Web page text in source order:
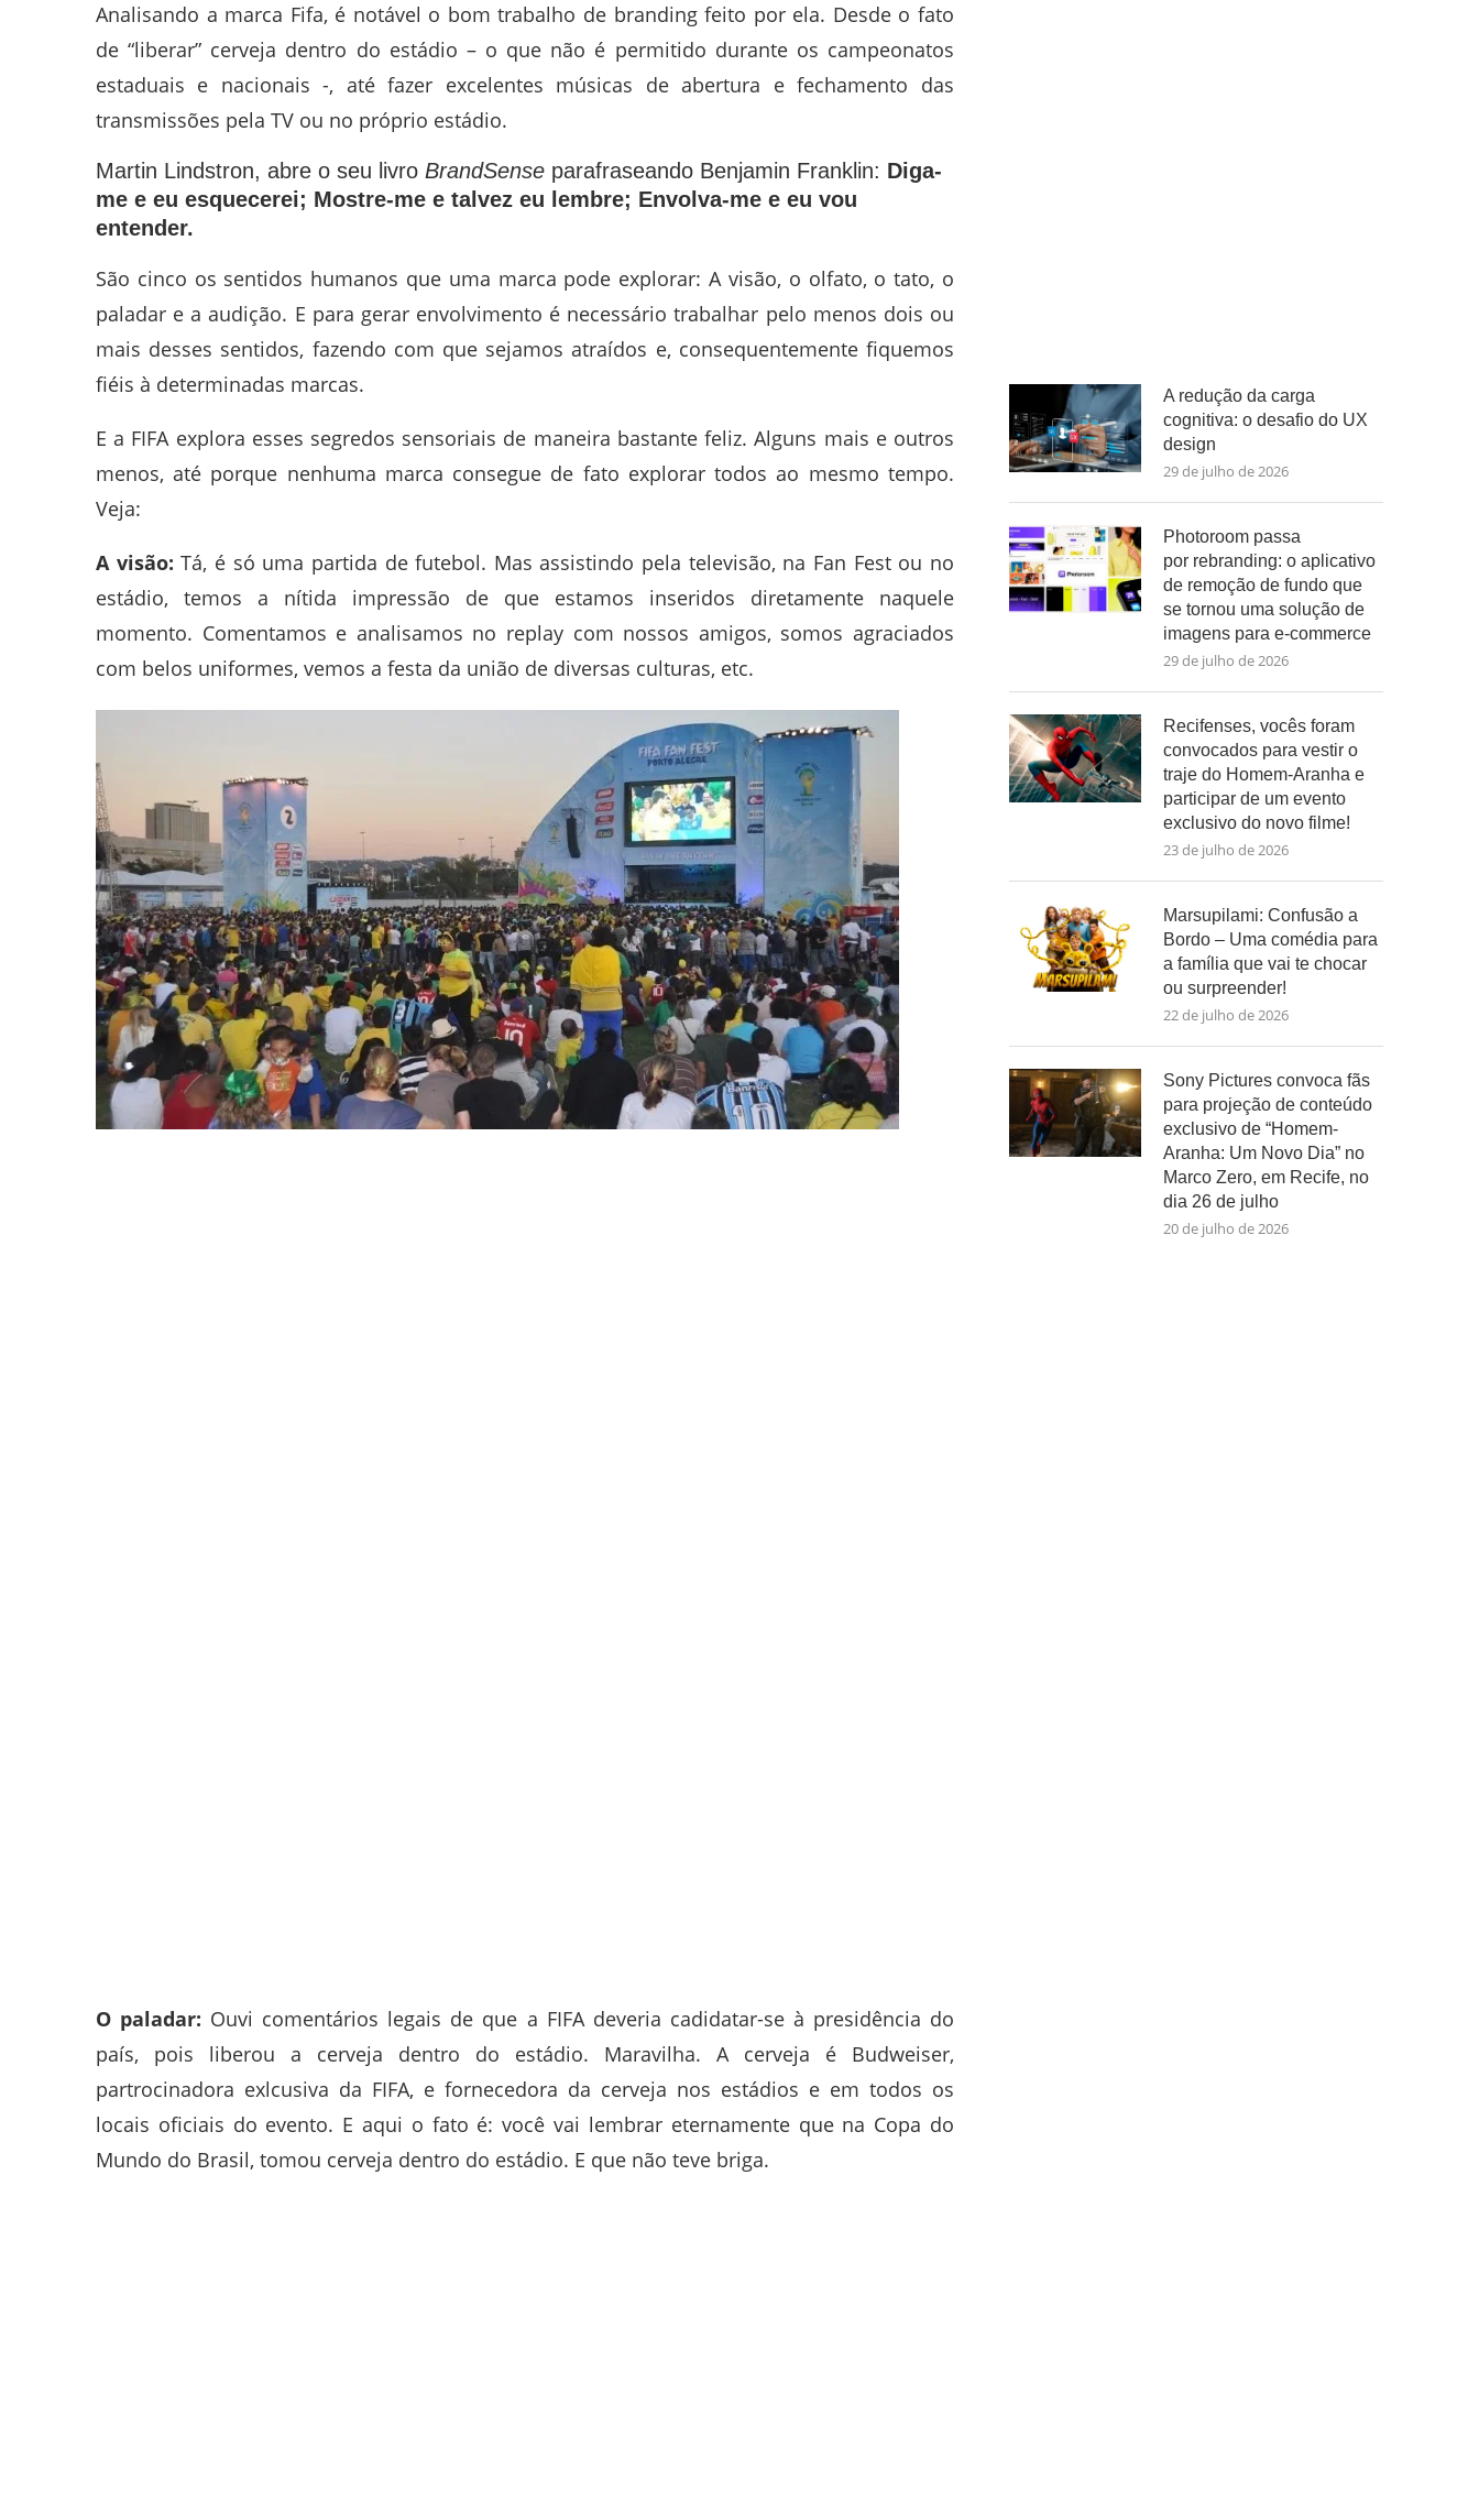
Analisando a marca Fifa, é notável o bom trabalho de branding feito por ela. Desde o fato
de “liberar” cerveja dentro do estádio – o que não é permitido durante os campeonatos
estaduais e nacionais -, até fazer excelentes músicas de abertura e fechamento das
transmissões pela TV ou no próprio estádio.
Martin Lindstron, abre o seu livro BrandSense parafraseando Benjamin Franklin: Diga-
me e eu esquecerei; Mostre-me e talvez eu lembre; Envolva-me e eu vou
entender.
São cinco os sentidos humanos que uma marca pode explorar: A visão, o olfato, o tato, o
paladar e a audição. E para gerar envolvimento é necessário trabalhar pelo menos dois ou
mais desses sentidos, fazendo com que sejamos atraídos e, consequentemente fiquemos
fiéis à determinadas marcas.
E a FIFA explora esses segredos sensoriais de maneira bastante feliz. Alguns mais e outros
menos, até porque nenhuma marca consegue de fato explorar todos ao mesmo tempo.
Veja:
A visão: Tá, é só uma partida de futebol. Mas assistindo pela televisão, na Fan Fest ou no
estádio, temos a nítida impressão de que estamos inseridos diretamente naquele
momento. Comentamos e analisamos no replay com nossos amigos, somos agraciados
com belos uniformes, vemos a festa da união de diversas culturas, etc.
O paladar: Ouvi comentários legais de que a FIFA deveria cadidatar-se à presidência do
país, pois liberou a cerveja dentro do estádio. Maravilha. A cerveja é Budweiser,
partrocinadora exlcusiva da FIFA, e fornecedora da cerveja nos estádios e em todos os
locais oficiais do evento. E aqui o fato é: você vai lembrar eternamente que na Copa do
Mundo do Brasil, tomou cerveja dentro do estádio. E que não teve briga.
A redução da carga
cognitiva: o desafio do UX
design
29 de julho de 2026
Photoroom passa
por rebranding: o aplicativo
de remoção de fundo que
se tornou uma solução de
imagens para e-commerce
29 de julho de 2026
Recifenses, vocês foram
convocados para vestir o
traje do Homem-Aranha e
participar de um evento
exclusivo do novo filme!
23 de julho de 2026
Marsupilami: Confusão a
Bordo – Uma comédia para
a família que vai te chocar
ou surpreender!
22 de julho de 2026
Sony Pictures convoca fãs
para projeção de conteúdo
exclusivo de “Homem-
Aranha: Um Novo Dia” no
Marco Zero, em Recife, no
dia 26 de julho
20 de julho de 2026